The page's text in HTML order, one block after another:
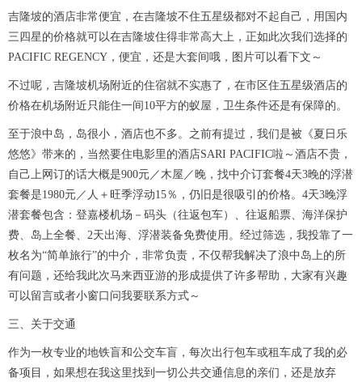
吉隆坡的酒店非常便宜，在吉隆坡不住五星级都对不起自己，用国内
三四星的价格就可以在吉隆坡住得非常高大上，正如此次我们选择的
PACIFIC REGENCY，便宜，还是大套间哦，图片可以看下文～
不过呢，吉隆坡机场附近的住宿就不实惠了，在市区住五星级酒店的
价格在机场附近只能住一间10平方的蚁屋，卫生条件还是有保障的。
至于浪中岛，岛很小，酒店也不多。之前有提过，我们是被《夏日乐
悠悠》带来的，当然要住电影里的酒店SARI PACIFIC啦～酒店不贵，
自己上网订的话大概是900元／木屋／晚，找中介订套餐4天3晚的浮潜
套餐是1980元／人＋旺季浮动15％，仍旧是很吸引的价格。4天3晚浮
潜套餐包含：登嘉楼机场－码头（往返包车）、往返船票、海洋保护
费、岛上全餐、2天出海、浮潜装备免费使用。经过筛选，我投靠了一
枚名为“简单旅行”的中介，非常负责，不仅帮我解决了浪中岛上的所
有问题，还给我此次马来西亚游的形成提供了许多帮助，大家有兴趣
可以留言或者小窗口问我要联系方式～
三、关于交通
作为一枚专业的地铁盲和公交车盲，每次出行包车或租车成了我的必
备项目，如果想在我这里找到一切公共交通信息的亲们，还是放弃